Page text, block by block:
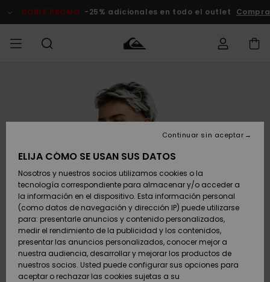
del
DOBLE PROMO -25% adicionales en todo el outlet
Ropa
Zapatos y
chanclas
Surf
Snow
Ropa
Zapatos y
chanclas
Surf
Snow
Shop
Destacados
Snow
SURF
Surf Shop
Hombre
Highlights
Comunidad
SNOW
Tienda
Snow
Hombre
Snow Niños
Tienda
Snow Mujer
Destacados
DOBLE
PROMO
Outlet
Hombre
Outlet
Mujer
pedido
Envio
Devoluciones
Pago
Tarjeta de
regalo
Quiksilver
Freedom
ELIJA CÓMO SE USAN SUS DATOS
Nosotros y nuestros socios utilizamos cookies o la
tecnología correspondiente para almacenar y/o acceder a
la información en el dispositivo. Esta información personal
(como datos de navegación y dirección IP) puede utilizarse
para: presentarle anuncios y contenido personalizados,
medir el rendimiento de la publicidad y los contenidos,
presentar las anuncios personalizados, conocer mejor a
nuestra audiencia, desarrollar y mejorar los productos de
nuestros socios. Usted puede configurar sus opciones para
aceptar o rechazar las cookies sujetas a su
Continuar sin aceptar